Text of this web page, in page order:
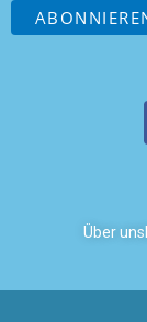
Über uns